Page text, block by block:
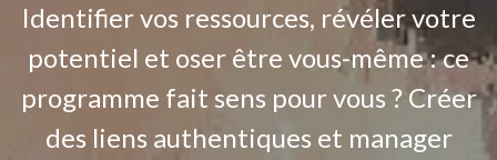
Identifier vos ressources, révéler votre
potentiel et oser être vous-même : ce
programme fait sens pour vous ? Créer
des liens authentiques et manager